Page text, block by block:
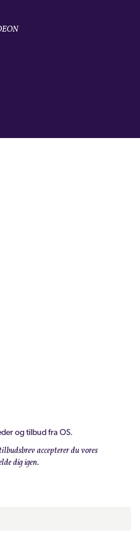
og tilbud fra OS.
accepterer du vores
dig igen.